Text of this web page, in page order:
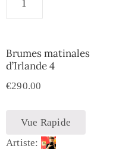
Brumes matinales
d’Irlande 4
€290.00
Vue Rapide
Artiste: